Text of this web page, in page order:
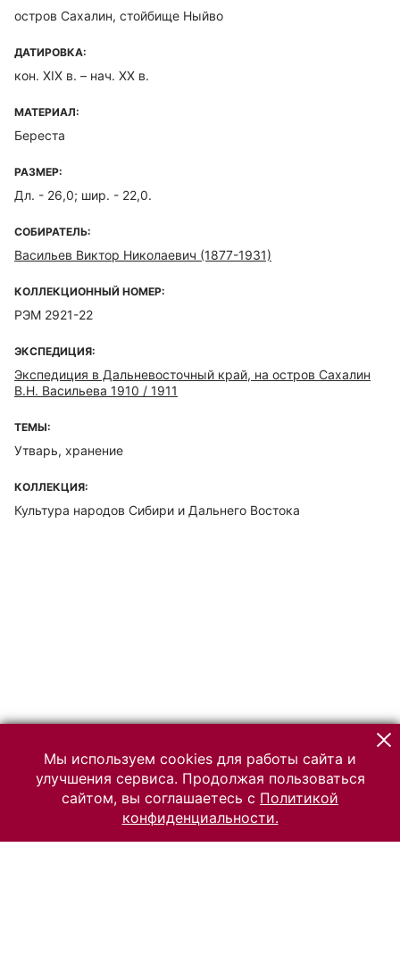
остров Сахалин, стойбище Ныйво
ДАТИРОВКА:
кон. XIX в. – нач. XX в.
МАТЕРИАЛ:
Береста
РАЗМЕР:
Дл. - 26,0; шир. - 22,0.
СОБИРАТЕЛЬ:
Васильев Виктор Николаевич (1877-1931)
КОЛЛЕКЦИОННЫЙ НОМЕР:
РЭМ 2921-22
ЭКСПЕДИЦИЯ:
Экспедиция в Дальневосточный край, на остров Сахалин
В.Н. Васильева 1910 / 1911
ТЕМЫ:
Утварь, хранение
КОЛЛЕКЦИЯ:
Культура народов Сибири и Дальнего Востока
Мы используем cookies для работы сайта и
улучшения сервиса. Продолжая пользоваться
сайтом, вы соглашаетесь с Политикой
конфиденциальности.